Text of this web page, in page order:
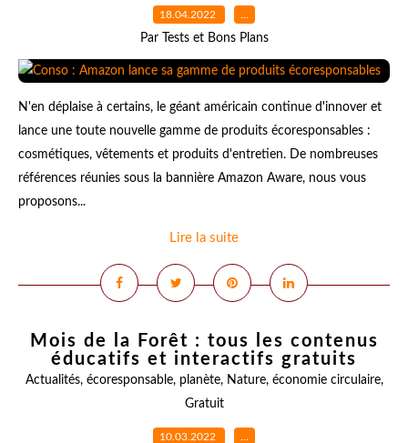
18.04.2022 …
Par Tests et Bons Plans
N'en déplaise à certains, le géant américain continue d'innover et
lance une toute nouvelle gamme de produits écoresponsables :
cosmétiques, vêtements et produits d'entretien. De nombreuses
références réunies sous la bannière Amazon Aware, nous vous
proposons...
Lire la suite
Mois de la Forêt : tous les contenus
éducatifs et interactifs gratuits
Actualités, écoresponsable, planète, Nature, économie circulaire,
Gratuit
10.03.2022 …